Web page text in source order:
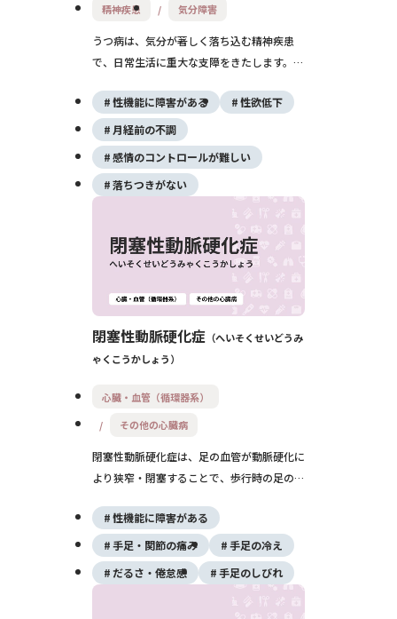
精神疾患 気分障害
うつ病は、気分が著しく落ち込む精神疾患
で、日常生活に重大な支障をきたします。原
ど多因子が関与し、症状は心身に広がりま
す。治療は薬物療法や心理療法、休養を組み
合わせて行います。
性機能に障害がある
性欲低下
月経前の不調
感情のコントロールが難しい
落ちつきがない
閉塞性動脈硬化症
へいそくせいどうみ
ゃくこうかしょう
心臓・血管（循環器系）
その他の心臓病
閉塞性動脈硬化症は、足の血管が動脈硬化に
より狭窄・閉塞することで、歩行時の足の痛
足の潰瘍や壊死に至ることもあり、早期診断
と生活習慣改善、必要に応じた血行再建治療
が予後改善に重要です。
性機能に障害がある
手足・関節の痛み
手足の冷え
だるさ・倦怠感
手足のしびれ